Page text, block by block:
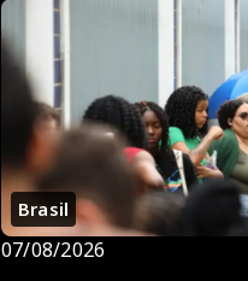
Brasil
07/08/2026